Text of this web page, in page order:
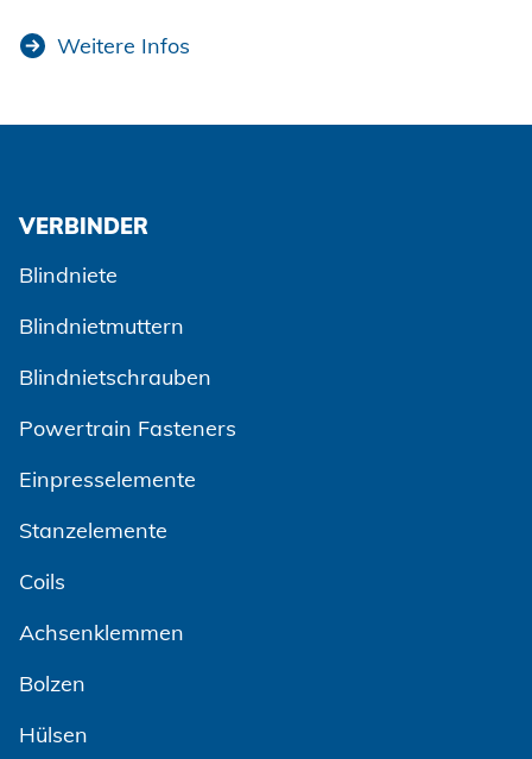
Weitere Infos
VERBINDER
Blindniete
Blindnietmuttern
Blindnietschrauben
Powertrain Fasteners
Einpresselemente
Stanzelemente
Coils
Achsenklemmen
Bolzen
Hülsen